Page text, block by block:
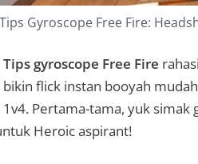
Tips Gyroscope Free Fire:
Tips gyroscope Free Fire
flick instan booyah
Pertama-tama, yuk simak
Heroic aspirant!